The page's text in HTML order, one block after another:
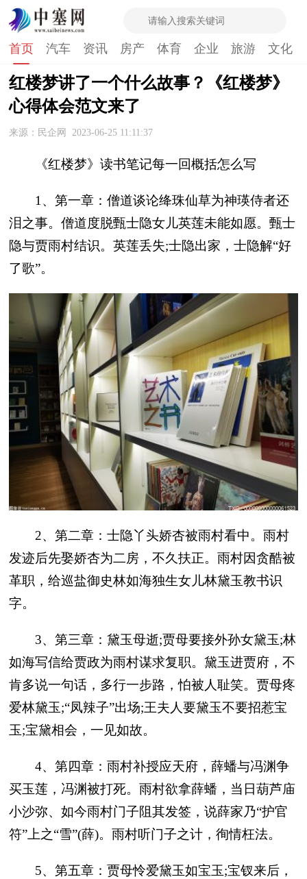
首页 汽车 资讯 房产 体育 企业 旅游 文化
红楼梦讲了一个什么故事？《红楼梦》
心得体会范文来了
来源：民企网 2023-06-25 11:11:37
《红楼梦》读书笔记每一回概括怎么写
1、第一章：僧道谈论绛珠仙草为神瑛侍者还
泪之事。僧道度脱甄士隐女儿英莲未能如愿。甄士
隐与贾雨村结识。英莲丢失;士隐出家，士隐解“好
了歌”。
2、第二章：士隐丫头娇杏被雨村看中。雨村
发迹后先娶娇杏为二房，不久扶正。雨村因贪酷被
革职，给巡盐御史林如海独生女儿林黛玉教书识
字。
3、第三章：黛玉母逝;贾母要接外孙女黛玉;林
如海写信给贾政为雨村谋求复职。黛玉进贾府，不
肯多说一句话，多行一步路，怕被人耻笑。贾母疼
爱林黛玉;“凤辣子”出场;王夫人要黛玉不要招惹宝
玉;宝黛相会，一见如故。
4、第四章：雨村补授应天府，薛蟠与冯渊争
买玉莲，冯渊被打死。雨村欲拿薛蟠，当日葫芦庙
小沙弥、如今雨村门子阻其发签，说薛家乃“护官
符”上之“雪”(薛)。雨村听门子之计，徇情枉法。
5、第五章：贾母怜爱黛玉如宝玉;宝钗来后，